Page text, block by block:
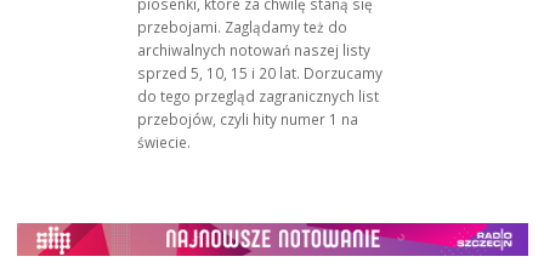
piosenki, które za chwilę staną się
przebojami. Zaglądamy też do
archiwalnych notowań naszej listy
sprzed 5, 10, 15 i 20 lat. Dorzucamy
do tego przegląd zagranicznych list
przebojów, czyli hity numer 1 na
świecie.